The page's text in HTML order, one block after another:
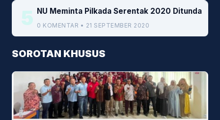
5 NU Meminta Pilkada Serentak 2020 Ditunda
0 KOMENTAR • 21 SEPTEMBER 2020
SOROTAN KHUSUS